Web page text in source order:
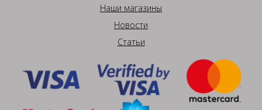
Наши магазины
Новости
Статьи